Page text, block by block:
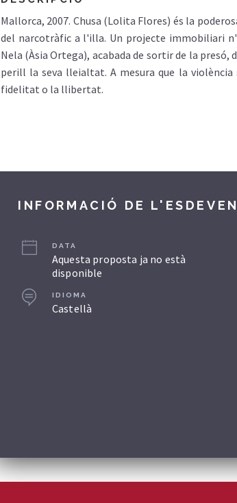
Mallorca, 2007. Chusa (Lolita Flores) és la
del narcotràfic a l'illa. Un projecte immobiliari
Nela (Àsia Ortega), acabada de sortir de la presó,
perill la seva lleialtat. A mesura que la
fidelitat o la llibertat.
INFORMACIÓ DE
DATA
Aquesta proposta ja no està
disponible
IDIOMA
Castellà